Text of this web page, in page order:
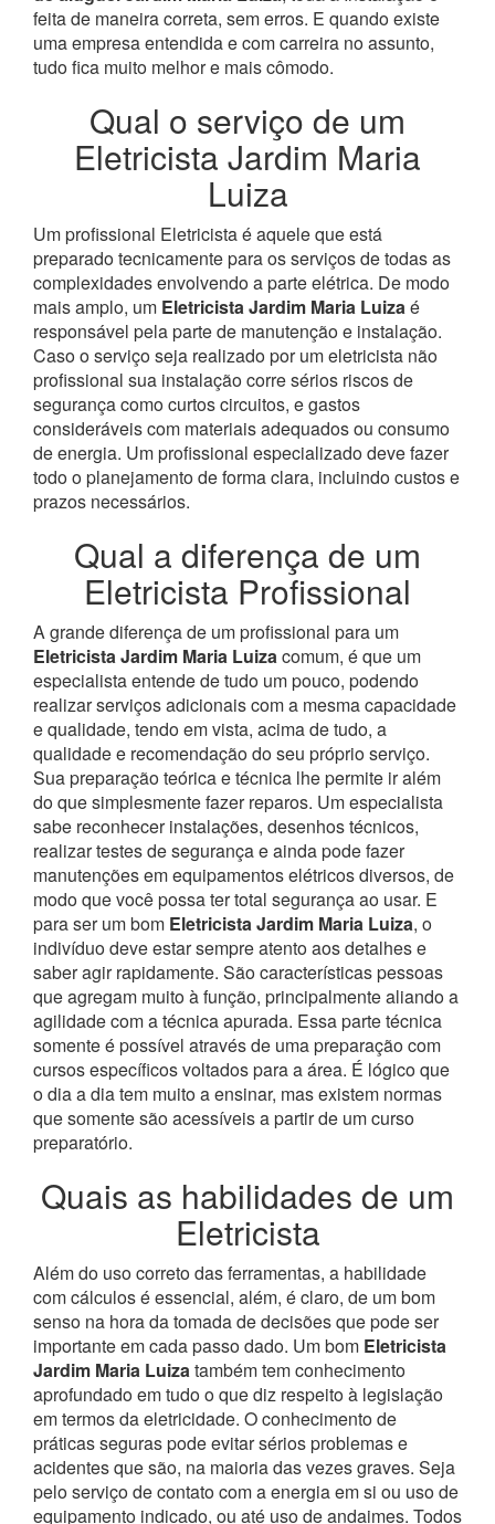
feita de maneira correta, sem erros. E quando existe
uma empresa entendida e com carreira no assunto,
tudo fica muito melhor e mais cômodo.
Qual o serviço de um
Eletricista Jardim Maria
Luiza
Um profissional Eletricista é aquele que está
preparado tecnicamente para os serviços de todas as
complexidades envolvendo a parte elétrica. De modo
mais amplo, um Eletricista Jardim Maria Luizaé
responsável pela parte de manutenção e instalação.
Caso o serviço seja realizado por um eletricista não
profissional sua instalação corre sérios riscos de
segurança como curtos circuitos, e gastos
consideráveis com materiais adequados ou consumo
de energia. Um profissional especializado deve fazer
todo o planejamento de forma clara, incluindo custos e
prazos necessários.
Qual a diferença de um
Eletricista Profissional
A grande diferença de um profissional para um
Eletricista Jardim Maria Luizacomum, é que um
especialista entende de tudo um pouco, podendo
realizar serviços adicionais com a mesma capacidade
e qualidade, tendo em vista, acima de tudo, a
qualidade e recomendação do seu próprio serviço.
Sua preparação teórica e técnica lhe permite ir além
do que simplesmente fazer reparos. Um especialista
sabe reconhecer instalações, desenhos técnicos,
realizar testes de segurança e ainda pode fazer
manutenções em equipamentos elétricos diversos, de
modo que você possa ter total segurança ao usar. E
para ser um bom Eletricista Jardim Maria Luiza, o
indivíduo deve estar sempre atento aos detalhes e
saber agir rapidamente. São características pessoas
que agregam muito à função, principalmente aliando a
agilidade com a técnica apurada. Essa parte técnica
somente é possível através de uma preparação com
cursos específicos voltados para a área. É lógico que
o dia a dia tem muito a ensinar, mas existem normas
que somente são acessíveis a partir de um curso
preparatório.
Quais as habilidades de um
Eletricista
Além do uso correto das ferramentas, a habilidade
com cálculos é essencial, além, é claro, de um bom
senso na hora da tomada de decisões que pode ser
importante em cada passo dado. Um bom Eletricista
Jardim Maria Luizatambém tem conhecimento
aprofundado em tudo o que diz respeito à legislação
em termos da eletricidade. O conhecimento de
práticas seguras pode evitar sérios problemas e
acidentes que são, na maioria das vezes graves. Seja
pelo serviço de contato com a energia em si ou uso de
equipamento indicado, ou até uso de andaimes. Todos